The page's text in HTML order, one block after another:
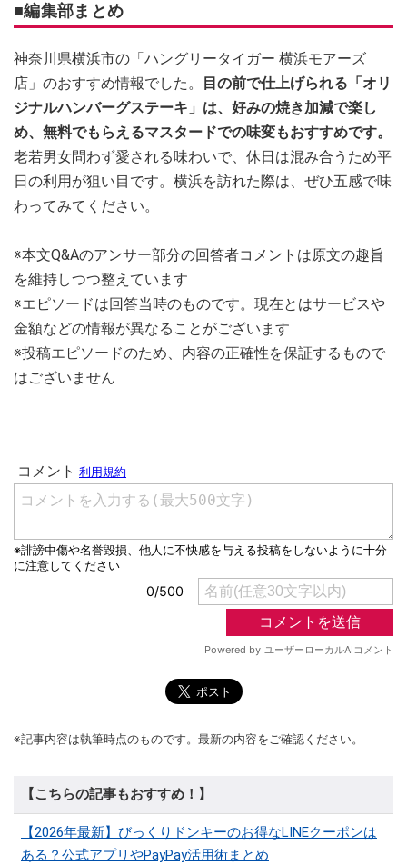
■編集部まとめ
神奈川県横浜市の「ハングリータイガー 横浜モアーズ
店」のおすすめ情報でした。
目の前で仕上げられる「オリ
ジナルハンバーグステーキ」は、好みの焼き加減で楽し
め、無料でもらえるマスタードでの味変もおすすめです。
老若男女問わず愛される味わいで、休日は混み合うため平
日の利用が狙い目です。横浜を訪れた際は、ぜひ五感で味
わってみてください。
※本文Q&Aのアンサー部分の回答者コメントは原文の趣旨
を維持しつつ整えています
※エピソードは回答当時のものです。現在とはサービスや
金額などの情報が異なることがございます
※投稿エピソードのため、内容の正確性を保証するもので
はございません
※記事内容は執筆時点のものです。最新の内容をご確認ください。
【こちらの記事もおすすめ！】
【2026年最新】びっくりドンキーのお得なLINEクーポンは
ある？公式アプリやPayPay活用術まとめ